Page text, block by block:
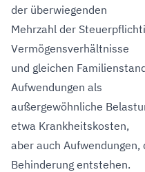
der überwiegenden
Mehrzahl der
Vermögensverhältnisse
und gleichen
Aufwendungen als
außergewöhnliche
etwa Krankheitskosten,
aber auch
Behinderung entstehen.